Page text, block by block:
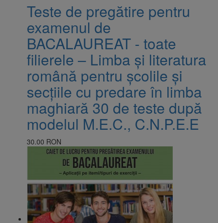
Teste de pregătire pentru
examenul de
BACALAUREAT - toate
filierele – Limba și literatura
română pentru școlile și
secțiile cu predare în limba
maghiară 30 de teste după
modelul M.E.C., C.N.P.E.E
30.00 RON